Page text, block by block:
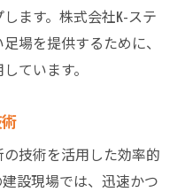
ます。株式会社K-ステ
場を提供するために、
ています。
技術を活用した効率的
設現場では、迅速かつ